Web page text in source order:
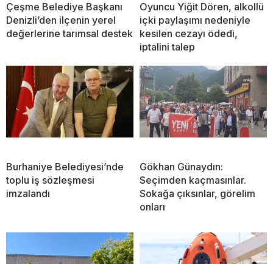
Çeşme Belediye Başkanı
Denizli’den ilçenin yerel
değerlerine tarımsal destek
Oyuncu Yiğit Dören, alkollü
içki paylaşımı nedeniyle
kesilen cezayı ödedi,
iptalini talep
Burhaniye Belediyesi’nde
toplu iş sözleşmesi
imzalandı
Gökhan Günaydın:
Seçimden kaçmasınlar.
Sokağa çıksınlar, görelim
onları